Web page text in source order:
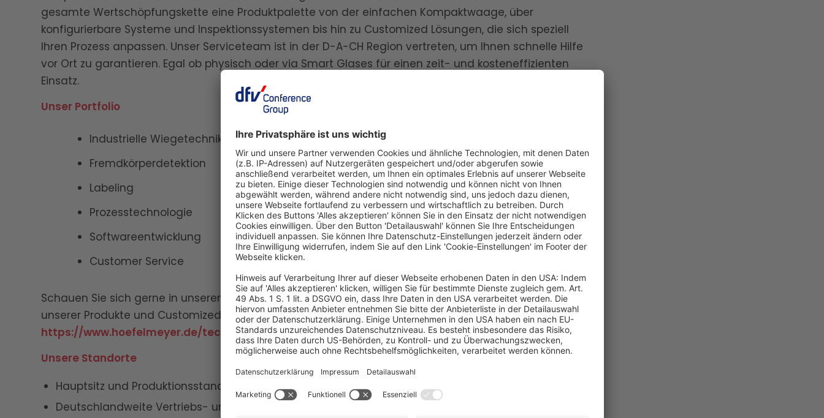
gesamte Wertschöpfungskette eine Produktpalette von der einfachen Kompaktwaage, über
konfigurierbare Systeme und Inspektionssystemen bis hin zu Customized Lösungen, die sich speziell
Ihren Prozess anpassen. Unser Serviceteam ist in der D-A-CH Region vertreten, um Ihnen schnelle Hilfe
vor Ort zu garantieren. Egal ob physisch oder via Smart Glases für einen zeit- und kosteneffizienten
Einsatz.
Unser Portfolio
Industrielle Wiegetechnik
Fremdkörperdetektion
Labeling
Prozesstechnologie
Softwareentwicklung
Customer Service
Schauen Sie sich gerne in unserem digitalen Technikum um. Hier präsentieren wir Ihnen eine Auswahl
unserer Produkte und Customized Lösungen:
https://www.hoefelmeyer.de/technikum/
Unsere Standorte
Hauptsitz und Produktionsstandort Georgsmarienhütte
Deutschlandweite Vertriebs- und Servicestandorte